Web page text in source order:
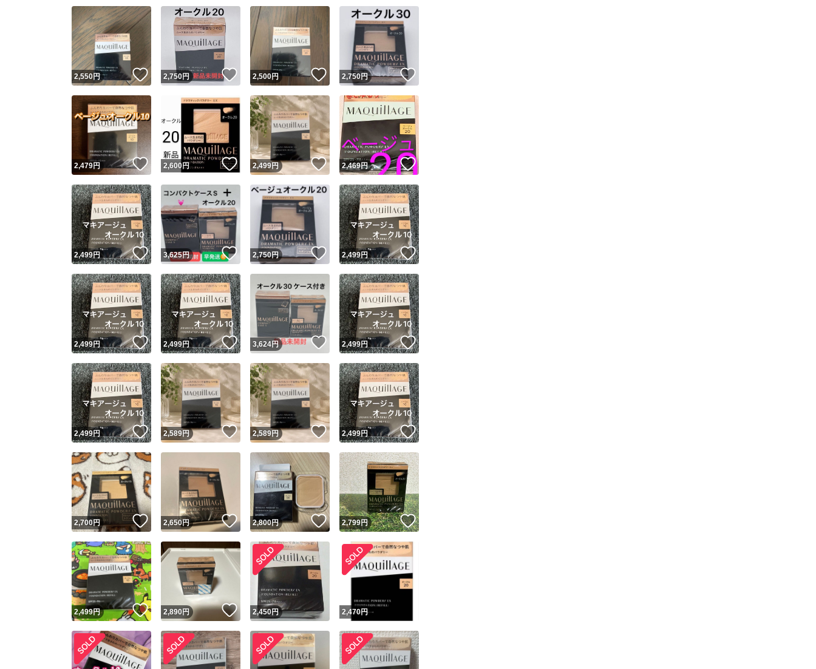
スピード発送 このユーザーは高頻度で24時間以内に発送しています
安心発送 このユーザーは設定した発送日数内に発送しています
2,550円 いいね！
2,750円 いいね！
2,500円 いいね！
2,750円
2,479円 いいね！
2,600円 いいね！
2,499円 いいね！
2,469円 いいね！
2,499円 いいね！
3,625円 いいね！
2,750円 いいね！
2,499円 いいね！
2,499円 いいね！
2,499円 いいね！
3,624円 いいね！
2,499円 いいね！
2,499円 いいね！
2,589円 いいね！
2,589円 いいね！
2,499円 いいね！
2,700円 いいね！
2,650円 いいね！
2,800円 いいね！
2,799円 いいね！
2,499円 いいね！
2,890円 いいね！
2,450円 2,470円